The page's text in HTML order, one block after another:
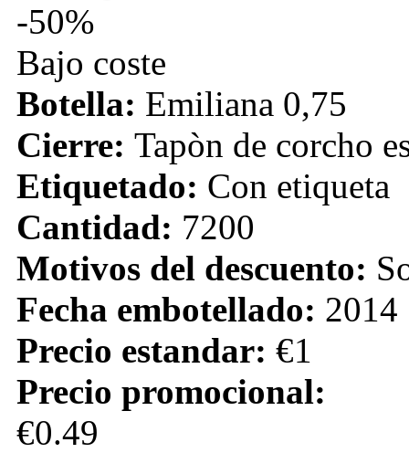
-50%
Bajo coste
Botella: Emiliana 0,75
Cierre: Tapòn de corcho
Etiquetado: Con etiqueta
Cantidad: 7200
Motivos del descuento:
Fecha embotellado: 2014
Precio estandar: €1
Precio promocional:
€0.49